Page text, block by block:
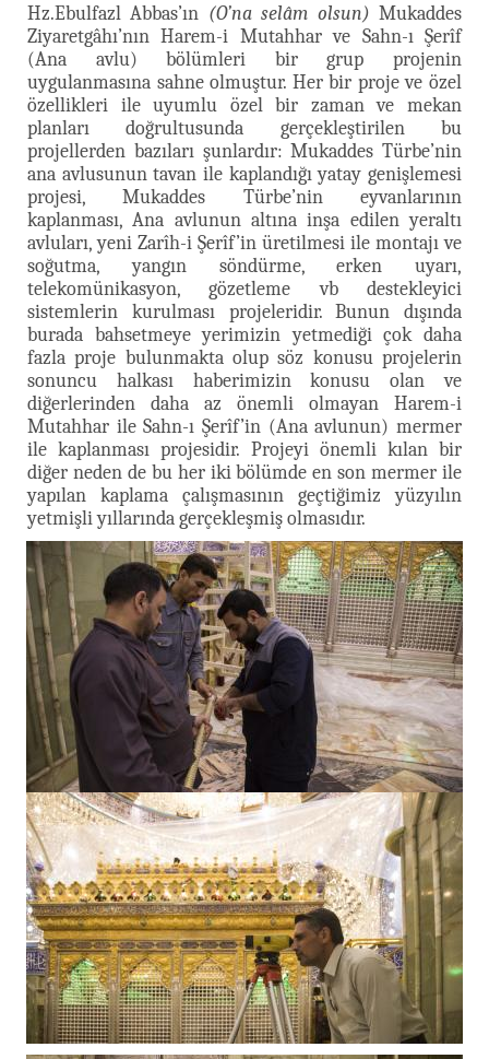
Hz.Ebulfazl Abbas’ın (O’na selâm olsun) Mukaddes
Ziyaretgâhı’nın Harem-i Mutahhar ve Sahn-ı Şerîf
(Ana avlu) bölümleri bir grup projenin
uygulanmasına sahne olmuştur. Her bir proje ve özel
özellikleri ile uyumlu özel bir zaman ve mekan
planları doğrultusunda gerçekleştirilen bu
projellerden bazıları şunlardır: Mukaddes Türbe’nin
ana avlusunun tavan ile kaplandığı yatay genişlemesi
projesi, Mukaddes Türbe’nin eyvanlarının
kaplanması, Ana avlunun altına inşa edilen yeraltı
avluları, yeni Zarîh-i Şerîf’in üretilmesi ile montajı ve
soğutma, yangın söndürme, erken uyarı,
telekomünikasyon, gözetleme vb destekleyici
sistemlerin kurulması projeleridir. Bunun dışında
burada bahsetmeye yerimizin yetmediği çok daha
fazla proje bulunmakta olup söz konusu projelerin
sonuncu halkası haberimizin konusu olan ve
diğerlerinden daha az önemli olmayan Harem-i
Mutahhar ile Sahn-ı Şerîf’in (Ana avlunun) mermer
ile kaplanması projesidir. Projeyi önemli kılan bir
diğer neden de bu her iki bölümde en son mermer ile
yapılan kaplama çalışmasının geçtiğimiz yüzyılın
yetmişli yıllarında gerçekleşmiş olmasıdır.